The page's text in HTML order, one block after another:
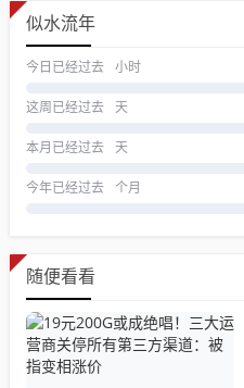
似水流年
今日已经过去 小时
这周已经过去 天
本月已经过去 天
今年已经过去 个月
随便看看